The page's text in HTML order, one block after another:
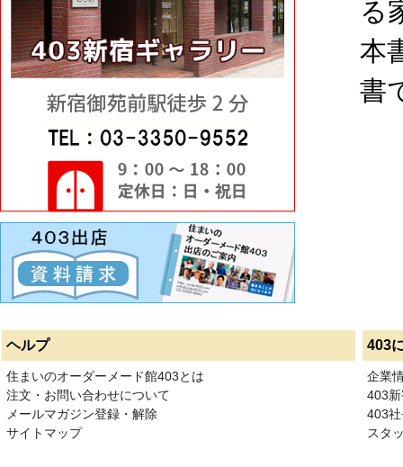
る
本
書
ヘルプ 403
住まいのオーダーメード館403とは
注文・お問い合わせについて
メールマガジン登録・解除
サイトマップ
企業
403
403
スタ